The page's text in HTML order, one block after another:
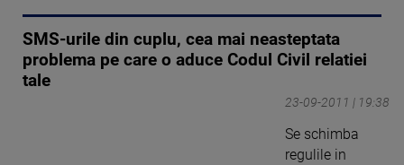
SMS-urile din cuplu, cea mai neasteptata
problema pe care o aduce Codul Civil relatiei
tale
23-09-2011 | 19:38
Se schimba
regulile in